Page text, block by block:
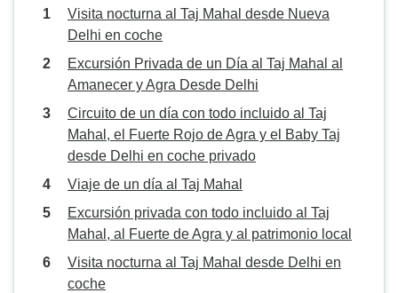
Visita nocturna al Taj Mahal desde Nueva
Delhi en coche
Excursión Privada de un Día al Taj Mahal al
Amanecer y Agra Desde Delhi
Circuito de un día con todo incluido al Taj
Mahal, el Fuerte Rojo de Agra y el Baby Taj
desde Delhi en coche privado
Viaje de un día al Taj Mahal
Excursión privada con todo incluido al Taj
Mahal, al Fuerte de Agra y al patrimonio local
Visita nocturna al Taj Mahal desde Delhi en
coche